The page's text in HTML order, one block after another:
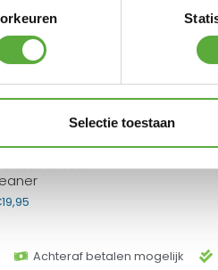
Selectie toestaan
– Zwart
749,00
Teak
19,95
Achteraf betalen mogelijk